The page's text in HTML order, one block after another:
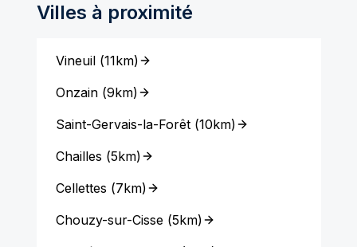
Villes à proximité
Vineuil(11km)
Onzain(9km)
Saint-Gervais-la-Forêt(10km)
Chailles (5km)
Cellettes (7km)
Chouzy-sur-Cisse(5km)